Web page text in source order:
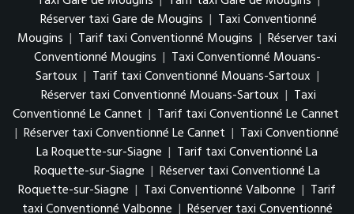
Réserver taxi Gare de Mougins | Taxi Conventionné
Mougins | Tarif taxi Conventionné Mougins | Réserver taxi
Conventionné Mougins | Taxi Conventionné Mouans-
Sartoux | Tarif taxi Conventionné Mouans-Sartoux |
Réserver taxi Conventionné Mouans-Sartoux | Taxi
Conventionné Le Cannet | Tarif taxi Conventionné Le Cannet
| Réserver taxi Conventionné Le Cannet | Taxi Conventionné
La Roquette-sur-Siagne | Tarif taxi Conventionné La
Roquette-sur-Siagne | Réserver taxi Conventionné La
Roquette-sur-Siagne | Taxi Conventionné Valbonne | Tarif
taxi Conventionné Valbonne | Réserver taxi Conventionné